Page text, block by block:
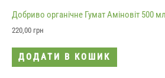
Добриво органічне Гумат Аміновіт 500
220,00 грн
ДОДАТИ В КОШИК